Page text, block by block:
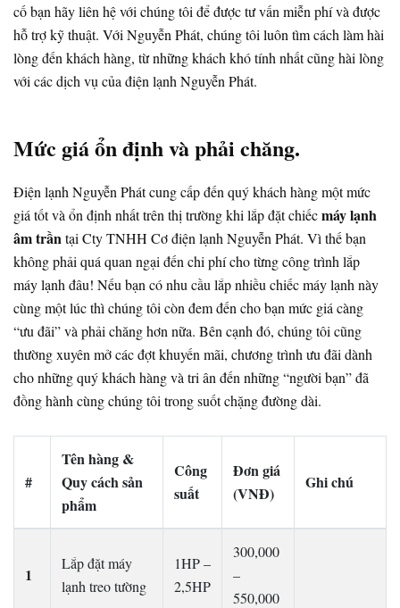
cố bạn hãy liên hệ với chúng tôi để được tư vấn miễn phí và được
hỗ trợ kỹ thuật. Với Nguyễn Phát, chúng tôi luôn tìm cách làm hài
lòng đến khách hàng, từ những khách khó tính nhất cũng hài lòng
với các dịch vụ của điện lạnh Nguyễn Phát.
Mức giá ổn định và phải chăng.
Điện lạnh Nguyễn Phát cung cấp đến quý khách hàng một mức
giá tốt và ổn định nhất trên thị trường khi lắp đặt chiếcmáy lạnh
âm trần tại Cty TNHH Cơ điện lạnh Nguyễn Phát. Vì thế bạn
không phải quá quan ngại đến chi phí cho từng công trình lắp
máy lạnh đâu! Nếu bạn có nhu cầu lắp nhiều chiếc máy lạnh này
cùng một lúc thì chúng tôi còn đem đến cho bạn mức giá càng
“ưu đãi” và phải chăng hơn nữa. Bên cạnh đó, chúng tôi cũng
thường xuyên mở các đợt khuyến mãi, chương trình ưu đãi dành
cho những quý khách hàng và tri ân đến những “người bạn” đã
đồng hành cùng chúng tôi trong suốt chặng đường dài.
#
Tên hàng &
Quy cách sản
phẩm
Công
suất
Đơn giá
(VNĐ)
Ghi chú
1
Lắp đặt máy
lạnh treo tường
1HP –
2,5HP
300,000
–
550,000